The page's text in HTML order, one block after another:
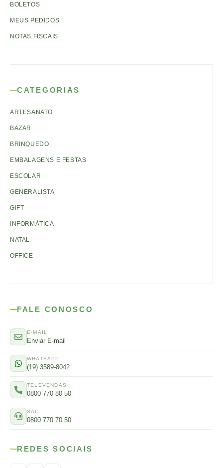
BOLETOS
MEUS PEDIDOS
NOTAS FISCAIS
CATEGORIAS
ARTESANATO
BAZAR
BRINQUEDO
EMBALAGENS E FESTAS
ESCOLAR
GENERALISTA
GIFT
INFORMÁTICA
NATAL
OFFICE
FALE CONOSCO
E-MAIL
Enviar E-mail
WHATSAPP
(19) 3589-8042
TELEVENDAS
0800 770 80 50
SAC
0800 770 70 50
REDES SOCIAIS